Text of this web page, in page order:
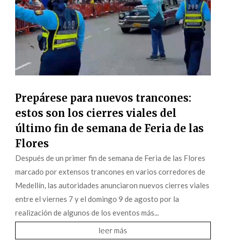
Prepárese para nuevos trancones:
estos son los cierres viales del
último fin de semana de Feria de las
Flores
Después de un primer fin de semana de Feria de las Flores
marcado por extensos trancones en varios corredores de
Medellín, las autoridades anunciaron nuevos cierres viales
entre el viernes 7 y el domingo 9 de agosto por la
realización de algunos de los eventos más...
leer más